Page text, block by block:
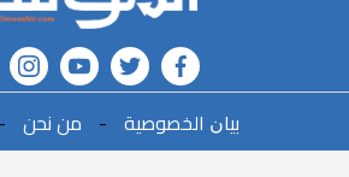
FACEBOOK
twitter
youtube
ﺑﻴﺎﻥ اﻟﺨﺼﻮﺻﻴﺔ - ﻣﻦ ﻧﺤﻦ -